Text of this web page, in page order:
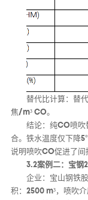
替代比计算：替
焦/m³ CO。
结论：纯CO喷吹
合。铁水温度仅下降
说明喷吹CO促进了间
3.2案例二：宝钢
企业：宝山钢铁
积：2500 m³，喷吹